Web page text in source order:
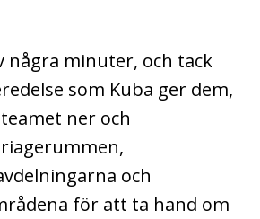
några minuter, och tack
som Kuba ger dem,
ner och
och
för att ta hand om